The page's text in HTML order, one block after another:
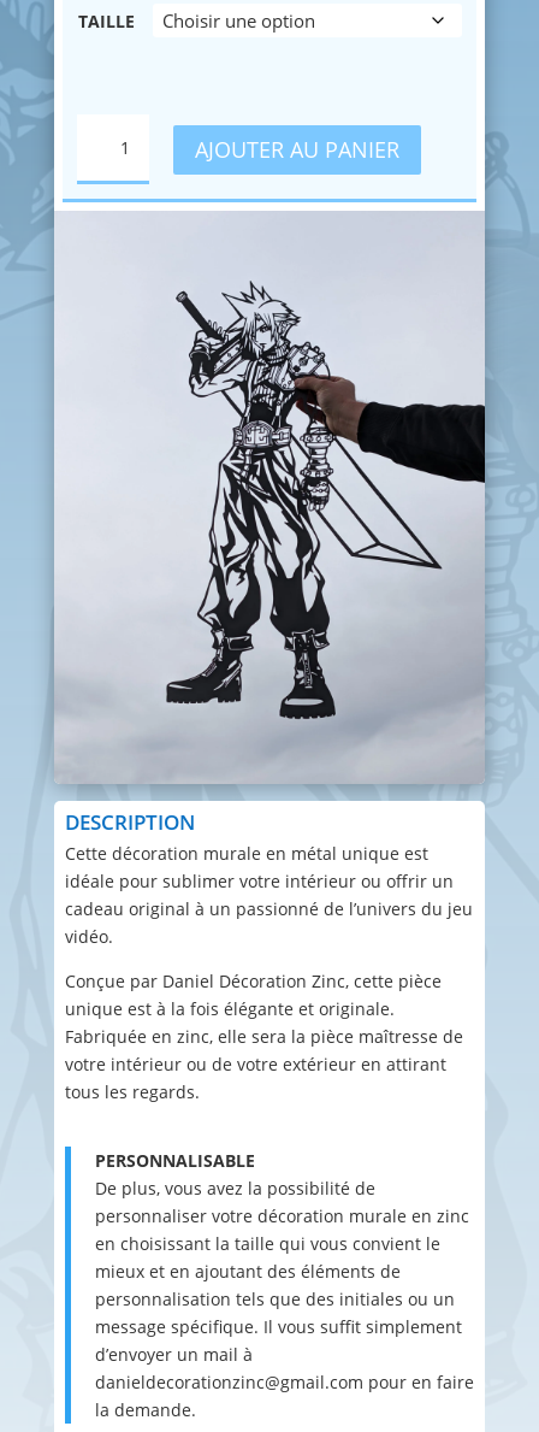
200,00€
TAILLE
CLOUD
AJOUTER AU PANIER
DESCRIPTION
Cette décoration murale en métal unique est
idéale pour sublimer votre intérieur ou offrir un
cadeau original à un passionné de l’univers du jeu
vidéo.
Conçue par Daniel Décoration Zinc, cette pièce
unique est à la fois élégante et originale.
Fabriquée en zinc, elle sera la pièce maîtresse de
votre intérieur ou de votre extérieur en attirant
tous les regards.
PERSONNALISABLE
De plus, vous avez la possibilité de
personnaliser votre décoration murale en zinc
en choisissant la taille qui vous convient le
mieux et en ajoutant des éléments de
personnalisation tels que des initiales ou un
message spécifique. Il vous suffit simplement
d’envoyer un mail à
danieldecorationzinc@gmail.com pour en faire
la demande.